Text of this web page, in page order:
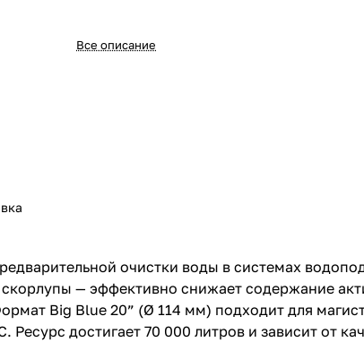
Все описание
очистки воды в системах
— эффективно снижает содержание
Big Blue 20” (Ø 114 мм) подходит для
достигает 70 000 литров и зависит от